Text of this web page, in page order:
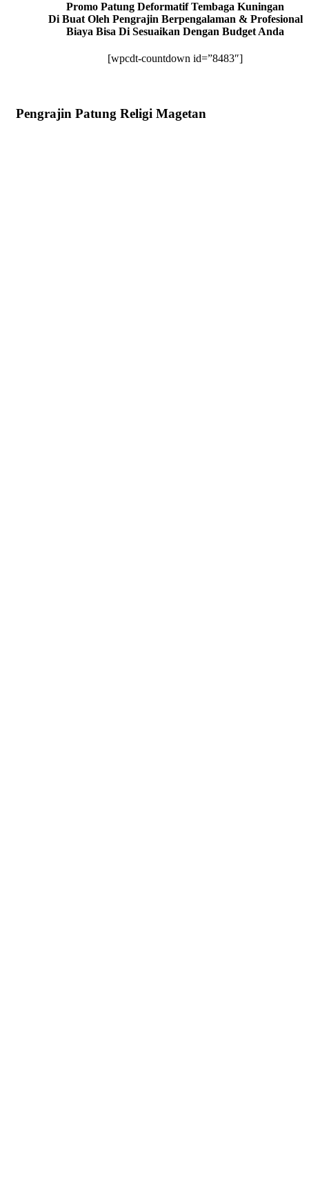
Promo Patung Deformatif Tembaga Kuningan
Di Buat Oleh Pengrajin Berpengalaman & Profesional
Biaya Bisa Di Sesuaikan Dengan Budget Anda
[wpcdt-countdown id=”8483″]
Pengrajin Patung Religi Magetan